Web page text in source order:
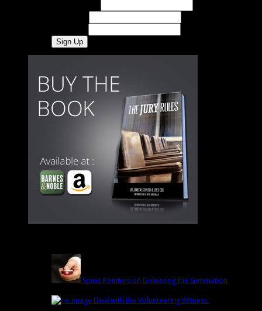
Some Pointers on Delivering the Summation
Deal with the Volunteering Witness